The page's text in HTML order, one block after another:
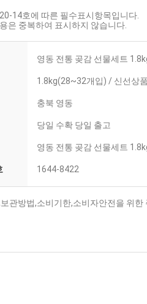
14호에 따른 필수표시항목입니다.
은 중복하여 표시하지 않습니다.
영동 전통 곶감 선물세트
1.8kg(28~32개입) / 신선상
충북 영동
당일 수확 당일 출고
영동 전통 곶감 선물세트
1644-8422
관방법,소비기한,소비자안전을 위